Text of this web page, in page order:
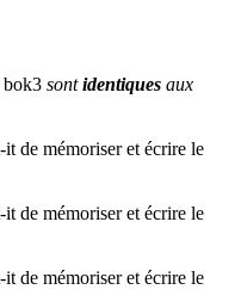
bok3 sontidentiques aux